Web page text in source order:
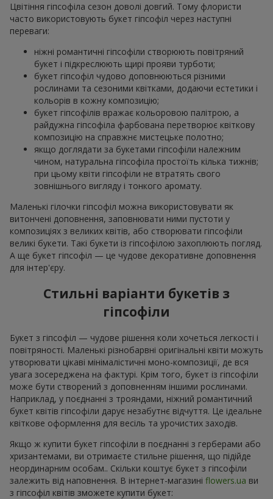
Цвітіння гіпсофіла сезон доволі довгий. Тому флористи
часто використовують букет гіпсофіл через наступні
переваги:
ніжні романтичні гіпсофіли створюють повітряний
букет і підкреслюють щирі прояви турботи;
букет гіпсофіл чудово доповнюються різними
рослинами та сезоними квітками, додаючи естетики і
кольорів в кожну композицію;
букет гіпсофілів вражає кольоровою палітрою, а
райдужна гіпсофіла фарбована перетворює квіткову
композицію на справжнє мистецьке полотно;
якщо доглядати за букетами гіпсофіли належним
чином, натуральна гіпсофіла простоїть кілька тижнів;
при цьому квіти гіпсофіли не втратять свого
зовнішнього вигляду і тонкого аромату.
Маленькі гілочки гіпсофіл можна використовувати як
витончені доповнення, заповнювати ними пустоти у
композиціях з великих квітів, або створювати гіпсофіли
великі букети. Такі букети із гіпсофілою захоплюють погляд.
А ще букет гіпсофіл — це чудове декоративне доповнення
для інтер'єру.
Стильні варіанти букетів з
гіпсофіли
Букет з гіпсофіл — чудове рішення коли хочеться легкості і
повітряності. Маленькі різнобарвні оригінальні квіти можуть
утворювати цікаві мінімалістичні моно-композиції, де вся
увага зосереджена на фактурі. Крім того, букет із гіпсофіли
може бути створений з доповненням іншими рослинами.
Наприклад, у поєднанні з трояндами, ніжний романтичний
букет квітів гіпсофіли дарує незабутнє відчуття. Це ідеальне
квіткове оформлення для весіль та урочистих заходів.
Якщо ж купити букет гіпсофіли в поєднанні з герберами або
хризантемами, ви отримаєте стильне рішення, що підійде
неординарним особам.. Скільки коштує букет з гіпсофіли
залежить від наповнення. В інтернет-магазині flowers.ua ви
з гіпсофіл квітів зможете купити букет: